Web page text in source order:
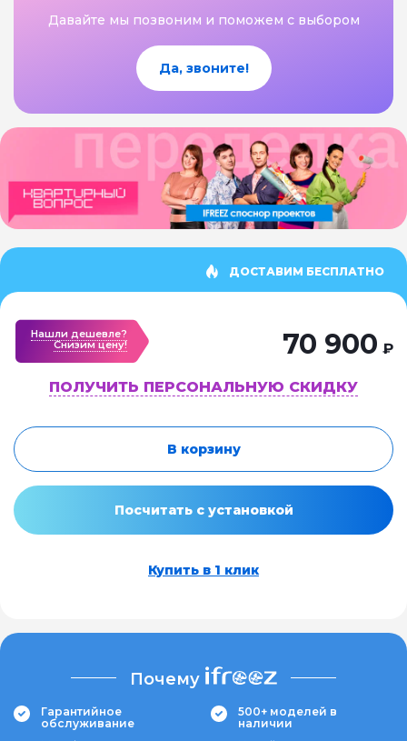
Давайте мы позвоним и поможем с выбором
Да, звоните!
ДОСТАВИМ БЕСПЛАТНО
Нашли дешевле?
Cнизим цену!
70 900 ₽
ПОЛУЧИТЬ ПЕРСОНАЛЬНУЮ СКИДКУ
В корзину
Посчитать с установкой
Купить в 1 клик
Почему
Гарантийное
обслуживание
500+ моделей в
наличии